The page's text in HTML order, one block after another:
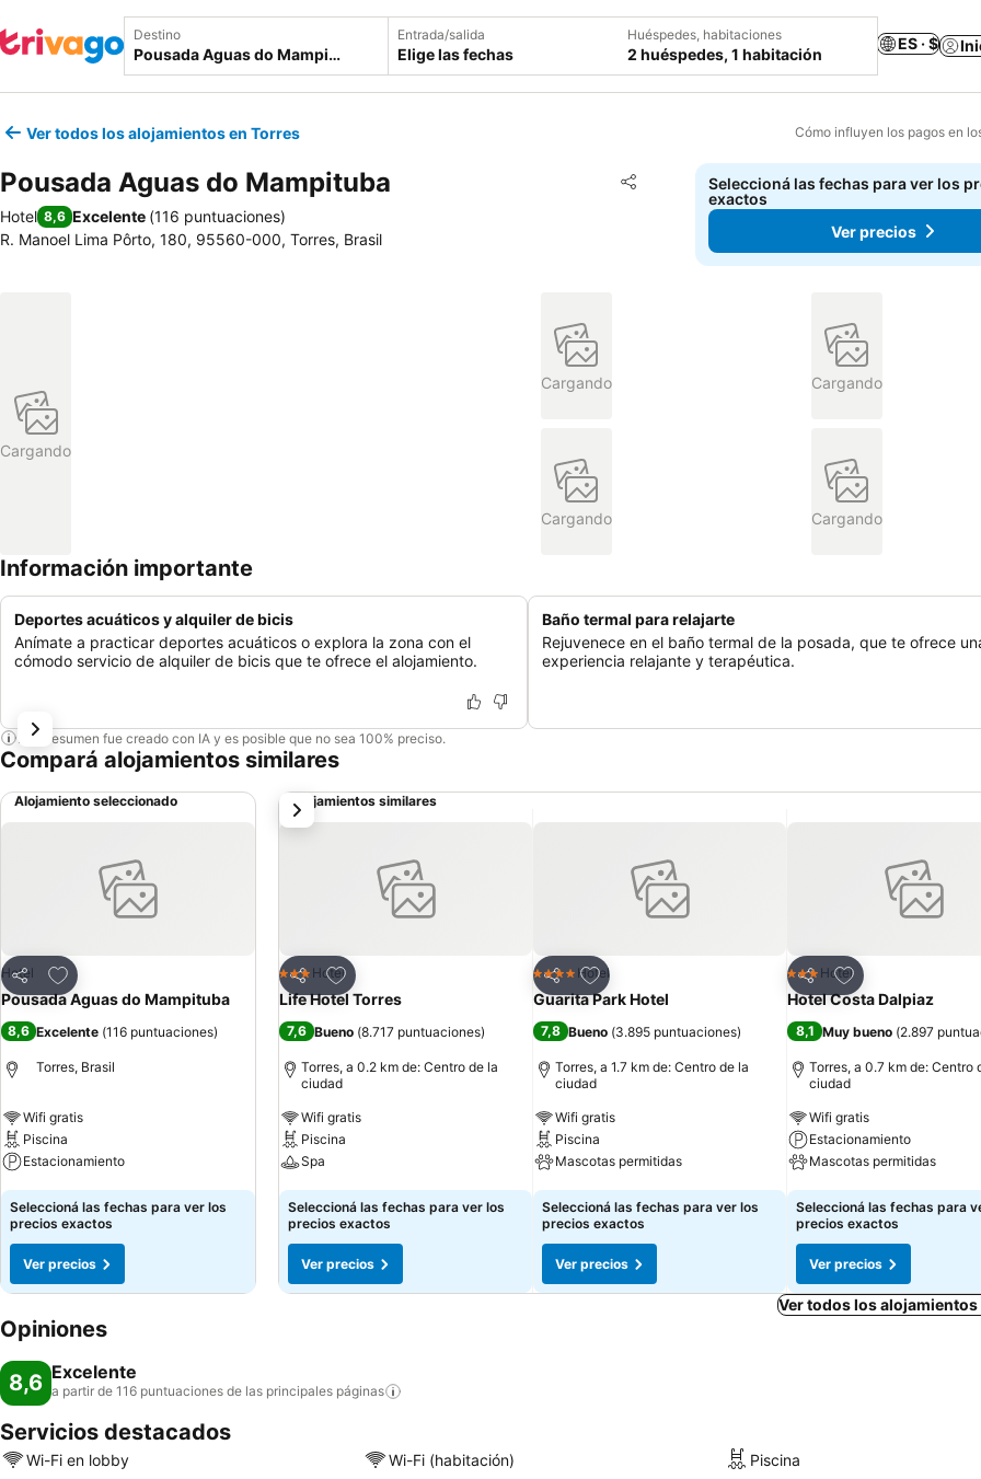
Destino Entrada/salida
Elige las fechas
Huéspedes, habitaciones
2 huéspedes, 1 habitación
ES · $
Ver todos los alojamientos en Torres Cómo influyen los pagos en
Pousada Aguas do Mampituba Compartir
Añadir a favoritos
Hotel 8,6 Excelente (116 puntuaciones)
R. Manoel Lima Pôrto, 180, 95560-000, Torres, Brasil
Seleccioná las fechas para ver los
exactos
Ver precios
Cargando
Cargando Cargando
Cargando Cargando
Información importante
Deportes acuáticos y alquiler de bicis
Anímate a practicar deportes acuáticos o explora la zona con el
cómodo servicio de alquiler de bicis que te ofrece el alojamiento.
Baño termal para relajarte
Rejuvenece en el baño termal de la posada, que te ofrece
experiencia relajante y terapéutica.
Este resumen fue creado con IA y es posible que no sea 100% preciso.
Compará alojamientos similares
Alojamiento seleccionado
Compartir
Añadir a favoritos
Hotel
Pousada Aguas do Mampituba
8,6 Excelente (116 puntuaciones)
Torres, Brasil
Wifi gratis
Piscina
Estacionamiento
Ver precios
Seleccioná las fechas para ver los
precios exactos
Ver precios
Alojamientos similares
Compartir
Añadir a favoritos
3 Estrellas
Hotel
Life Hotel Torres
7,6 Bueno (8.717 puntuaciones)
Torres, a 0.2 km de: Centro de la
ciudad
Wifi gratis
Piscina
Spa
Ver precios
Seleccioná las fechas para ver los
precios exactos
Ver precios
Compartir
Añadir a favoritos
4 EstrellasHotel
Guarita Park Hotel
7,8 Bueno (3.895 puntuaciones)
Torres, a 1.7 km de: Centro de la
ciudad
Wifi gratis
Piscina
Mascotas permitidas
Ver precios
Seleccioná las fechas para ver los
precios exactos
Ver precios
Compartir
Añadir a favoritos
3 Estrellas
Hotel
Hotel Costa Dalpiaz
8,1 Muy bueno (2.897
Torres, a 0.7 km de: Centro
ciudad
Wifi gratis
Estacionamiento
Mascotas permitidas
Ver precios
Seleccioná las fechas para
precios exactos
Ver precios
siguiente
Ver todos los alojamientos
Opiniones
8,6 Excelente
a partir de 116 puntuaciones de las principales páginas
Servicios destacados
Wi-Fi en lobby Wi-Fi (habitación) Piscina